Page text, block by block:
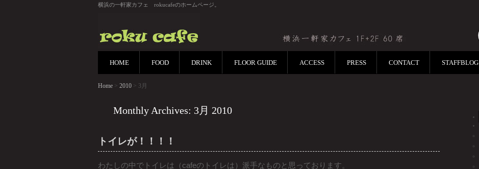
横浜の一軒家カフェ rokucafeのホームページ。
HOME FOOD DRINK FLOOR GUIDE ACCESS PRESS CONTACT STAFFBLOG
Home > 2010 > 3月
Monthly Archives: 3月 2010
トイレが！！！！
わたしの中でトイレは（cafeのトイレは）派手なものと思っております。